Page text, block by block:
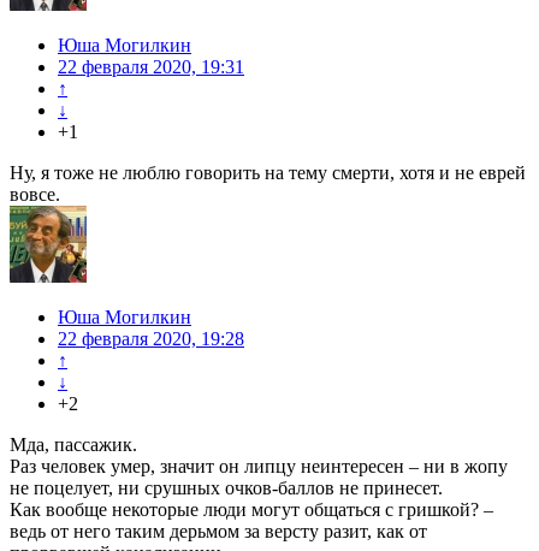
Юша Могилкин
22 февраля 2020, 19:31
↑
↓
+1
Ну, я тоже не люблю говорить на тему смерти, хотя и не еврей
вовсе.
Юша Могилкин
22 февраля 2020, 19:28
↑
↓
+2
Мда, пассажик.
Раз человек умер, значит он липцу неинтересен – ни в жопу
не поцелует, ни срушных очков-баллов не принесет.
Как вообще некоторые люди могут общаться с гришкой? –
ведь от него таким дерьмом за версту разит, как от